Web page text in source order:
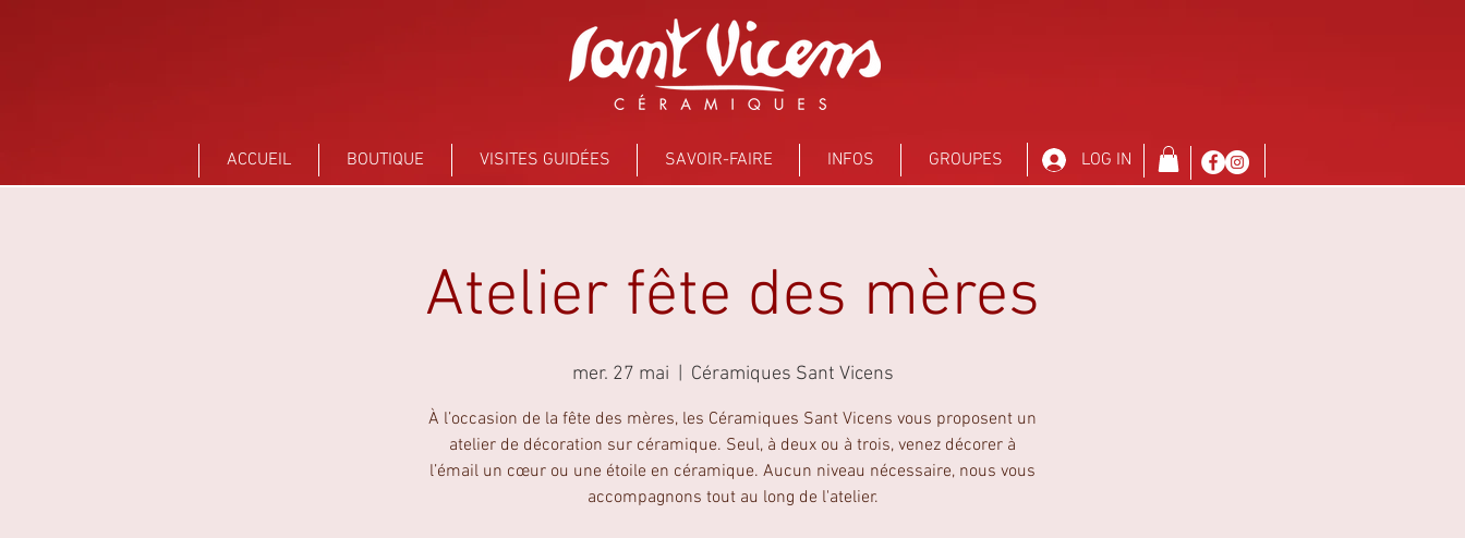
ACCUEIL BOUTIQUE VISITES GUIDÉES SAVOIR-FAIRE INFOS GROUPES LOG IN
Atelier fête des mères
mer. 27 mai Céramiques Sant Vicens
À l’occasion de la fête des mères, les Céramiques Sant Vicens vous proposent un
atelier de décoration sur céramique. Seul, à deux ou à trois, venez décorer à
l’émail un cœur ou une étoile en céramique. Aucun niveau nécessaire, nous vous
accompagnons tout au long de l'atelier.